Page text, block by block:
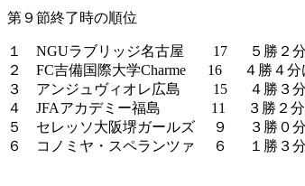
第９節終了時の順位
１ NGUラブリッジ名古屋 17 ５勝２
２ FC吉備国際大学Charme 16 ４勝４
３ アンジュヴィオレ広島 15 ４勝３
４ JFAアカデミー福島 11 ３勝２
５ セレッソ大阪堺ガールズ ９ ３勝
６ コノミヤ・スペランツァ ６ １勝